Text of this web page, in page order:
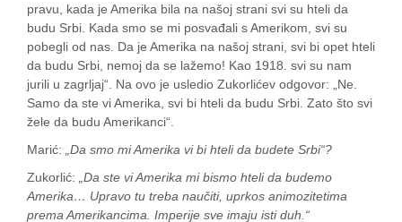
pravu, kada je Amerika bila na našoj strani svi su hteli da
budu Srbi. Kada smo se mi posvađali s Amerikom, svi su
pobegli od nas. Da je Amerika na našoj strani, svi bi opet hteli
da budu Srbi, nemoj da se lažemo! Kao 1918. svi su nam
jurili u zagrljaj“. Na ovo je usledio Zukorlićev odgovor: „Ne.
Samo da ste vi Amerika, svi bi hteli da budu Srbi. Zato što svi
žele da budu Amerikanci“.
Marić:
„Da smo mi Amerika vi bi hteli da budete Srbi“?
Zukorlić:
„Da ste vi Amerika mi bismo hteli da budemo
Amerika… Upravo tu treba naučiti, uprkos animozitetima
prema Amerikancima. Imperije sve imaju isti duh.“